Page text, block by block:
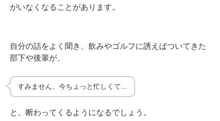
がいなくなることがあります。
自分の話をよく聞き、飲みやゴルフに誘えばついてきた
部下や後輩が、
すみません、今ちょっと忙しくて...
と、断わってくるようになるでしょう。